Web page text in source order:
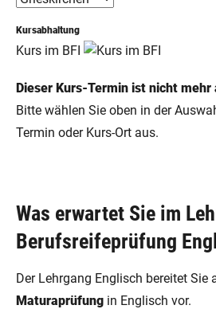
Was erwartet Sie im
Berufsreifeprüfung
Der Lehrgang Englisch bereitet Sie
Maturaprüfung in Englisch vor.
Kursabhaltung
Kurs im BFI
Dieser Kurs-Termin ist nicht mehr
Bitte wählen Sie oben in der
Termin oder Kurs-Ort aus.